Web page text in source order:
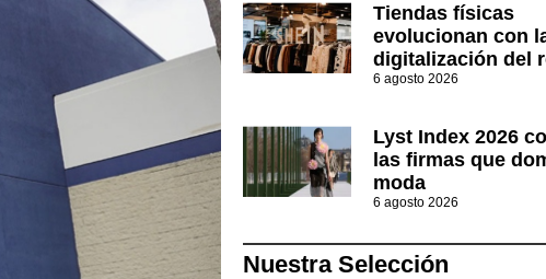
Tiendas físicas
evolucionan con
digitalización del
6 agosto 2026
Lyst Index 2026
las firmas que
moda
6 agosto 2026
Nuestra Selección